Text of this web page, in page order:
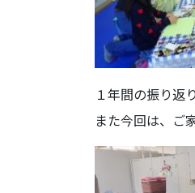
１年間の振り返
また今回は、ご